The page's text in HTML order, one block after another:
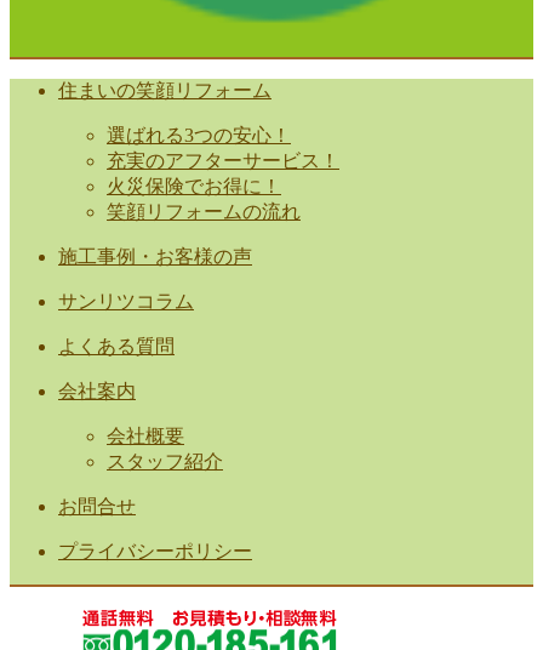
住まいの笑顔リフォーム
選ばれる3つの安心！
充実のアフターサービス！
火災保険でお得に！
笑顔リフォームの流れ
施工事例・お客様の声
サンリツコラム
よくある質問
会社案内
会社概要
スタッフ紹介
お問合せ
プライバシーポリシー